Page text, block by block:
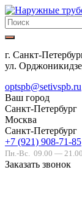
г. Санкт-
ул.
optspb@setivspb.ru
Ваш город
Санкт-Петербург
Москва
Санкт-Петербург
+7 (921) 908-71-85
Пн.-Вс. 09.00 — 21.00
Заказать звонок